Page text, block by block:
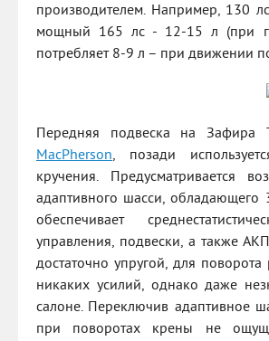
производителем. Например, 130
мощный 165 лс - 12-15 л (при
потребляет 8-9 л – при движении
Передняя подвеска на Зафира
MacPherson, позади
кручения. Предусматривается
адаптивного шасси,
обеспечивает
управления, подвески, а также
достаточно упругой, для поворота
никаких усилий, однако даже
салоне. Переключив адаптивное
при поворотах крены не